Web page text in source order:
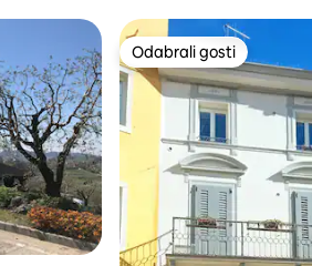
„Odabrali gosti”
Odabrali gosti
Odabrali gosti